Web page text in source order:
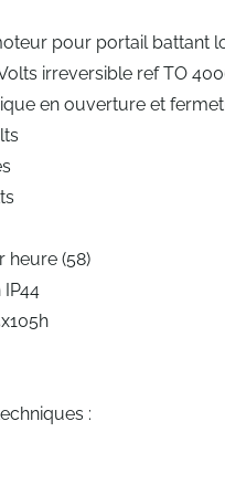
pour portail battant
irreversible ref TO
en ouverture et
heure (58)
: